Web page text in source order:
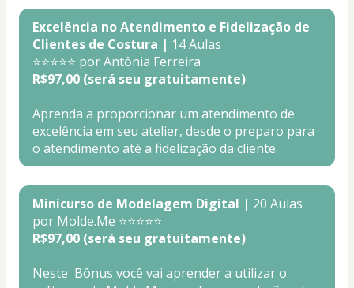
Excelência no Atendimento e Fidelização de
Clientes de Costura | 14 Aulas
⭐⭐⭐⭐⭐ por Antônia Ferreira
R$97,00 (será seu gratuitamente)
Aprenda a proporcionar um atendimento de
excelência em seu atelier, desde o preparo para
o atendimento até a fidelização da cliente.
Minicurso de Modelagem Digital | 20 Aulas
por Molde.Me ⭐⭐⭐⭐⭐
R$97,00 (será seu gratuitamente)
Neste  Bônus você vai aprender a utilizar o